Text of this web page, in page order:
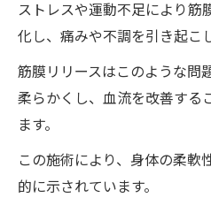
ストレスや運動不足により筋
化し、痛みや不調を引き起こ
筋膜リリースはこのような問
柔らかくし、血流を改善する
ます。
この施術により、身体の柔軟
的に示されています。